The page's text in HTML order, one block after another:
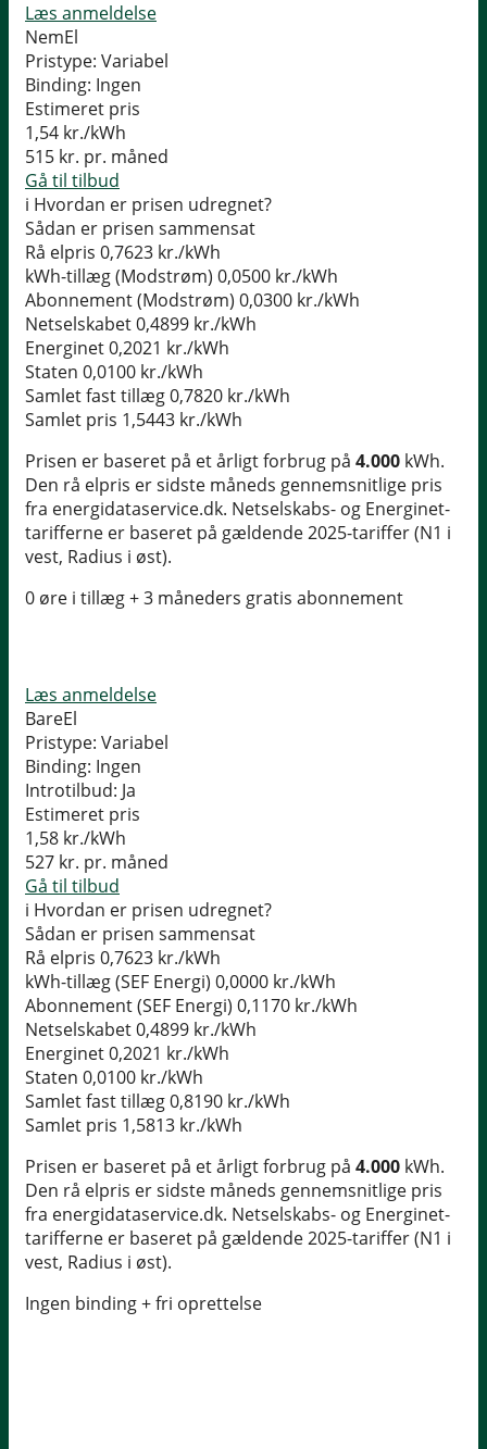
Læs anmeldelse
NemEl
Pristype: Variabel
Binding: Ingen
Estimeret pris
1,54 kr./kWh
515 kr. pr. måned
Gå til tilbud
i Hvordan er prisen udregnet?
Sådan er prisen sammensat
Rå elpris 0,7623 kr./kWh
kWh-tillæg (Modstrøm) 0,0500 kr./kWh
Abonnement (Modstrøm) 0,0300 kr./kWh
Netselskabet0,4899 kr./kWh
Energinet0,2021 kr./kWh
Staten 0,0100 kr./kWh
Samlet fast tillæg0,7820 kr./kWh
Samlet pris 1,5443 kr./kWh
Prisen er baseret på et årligt forbrug på 4.000 kWh.
Den rå elpris er sidste måneds gennemsnitlige pris
fra energidataservice.dk. Netselskabs- og Energinet-
tarifferne er baseret på gældende 2025-tariffer (N1 i
vest, Radius i øst).
0 øre i tillæg + 3 måneders gratis abonnement
Læs anmeldelse
BareEl
Pristype: Variabel
Binding: Ingen
Introtilbud: Ja
Estimeret pris
1,58 kr./kWh
527 kr. pr. måned
Gå til tilbud
i Hvordan er prisen udregnet?
Sådan er prisen sammensat
Rå elpris 0,7623 kr./kWh
kWh-tillæg (SEF Energi) 0,0000 kr./kWh
Abonnement (SEF Energi) 0,1170 kr./kWh
Netselskabet0,4899 kr./kWh
Energinet0,2021 kr./kWh
Staten 0,0100 kr./kWh
Samlet fast tillæg0,8190 kr./kWh
Samlet pris 1,5813 kr./kWh
Prisen er baseret på et årligt forbrug på 4.000 kWh.
Den rå elpris er sidste måneds gennemsnitlige pris
fra energidataservice.dk. Netselskabs- og Energinet-
tarifferne er baseret på gældende 2025-tariffer (N1 i
vest, Radius i øst).
Ingen binding + fri oprettelse